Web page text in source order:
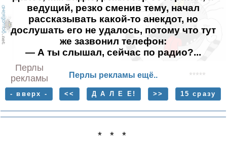
ведущий, резко сменив тему, начал
рассказывать какой-то анекдот, но
дослушать его не удалось, потому что тут
же зазвонил телефон:
— А ты слышал, сейчас по радио?...
Перлы
рекламы
Перлы рекламы ещё..
- вверх - << Д А Л Е Е! >> 15 сразу
* * *